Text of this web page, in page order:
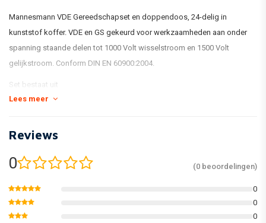
Mannesmann VDE Gereedschapset en doppendoos, 24-delig in
kunststof koffer. VDE en GS gekeurd voor werkzaamheden aan onder
spanning staande delen tot 1000 Volt wisselstroom en 1500 Volt
gelijkstroom. Conform DIN EN 60900:2004.
Set bestaat uit
T-greep
Schroevendraaiers
Zijsnijder en kabelmes in handige bewaarkoffer
Eigenschappen
Lees meer
Reviews
0 (0 beoordelingen)
0
0
0